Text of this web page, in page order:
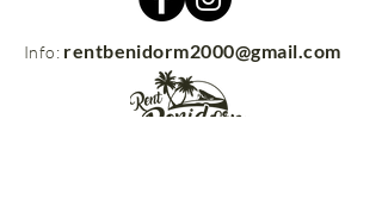
Info: rentbenidorm2000@gmail.com